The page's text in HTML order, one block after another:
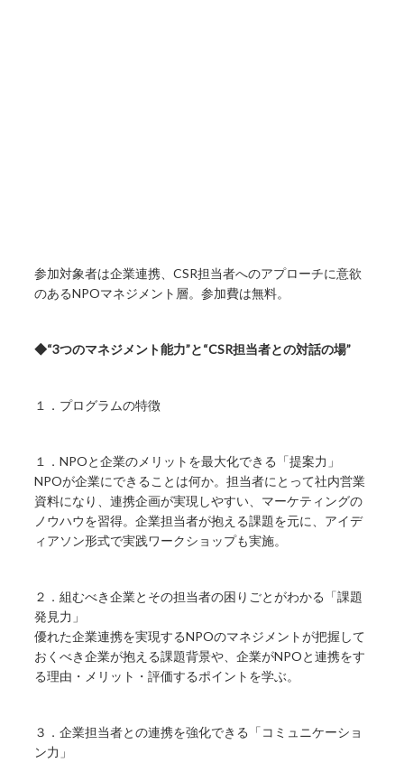
参加対象者は企業連携、CSR担当者へのアプローチに意欲
のあるNPOマネジメント層。参加費は無料。
◆“3つのマネジメント能力”と“CSR担当者との対話の場”
１．プログラムの特徴
１．NPOと企業のメリットを最大化できる「提案力」
NPOが企業にできることは何か。担当者にとって社内営業
資料になり、連携企画が実現しやすい、マーケティングの
ノウハウを習得。企業担当者が抱える課題を元に、アイデ
ィアソン形式で実践ワークショップも実施。
２．組むべき企業とその担当者の困りごとがわかる「課題
発見力」
優れた企業連携を実現するNPOのマネジメントが把握して
おくべき企業が抱える課題背景や、企業がNPOと連携をす
る理由・メリット・評価するポイントを学ぶ。
３．企業担当者との連携を強化できる「コミュニケーショ
ン力」